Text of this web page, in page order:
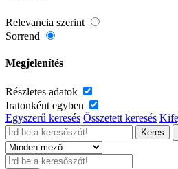
Relevancia szerint
Sorrend
Megjelenítés
Részletes adatok
Iratonként egyben
Egyszerű keresés Összetett keresés
Keres